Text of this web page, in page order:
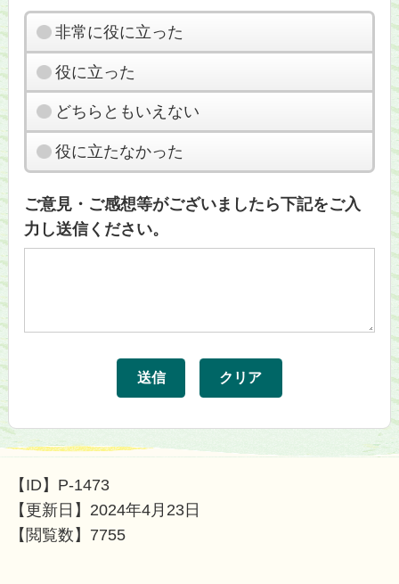
非常に役に立った
役に立った
どちらともいえない
役に立たなかった
ご意見・ご感想等がございましたら下記をご入
力し送信ください。
【ID】 P-1473
【更新日】 2024年4月23日
【閲覧数】 7755